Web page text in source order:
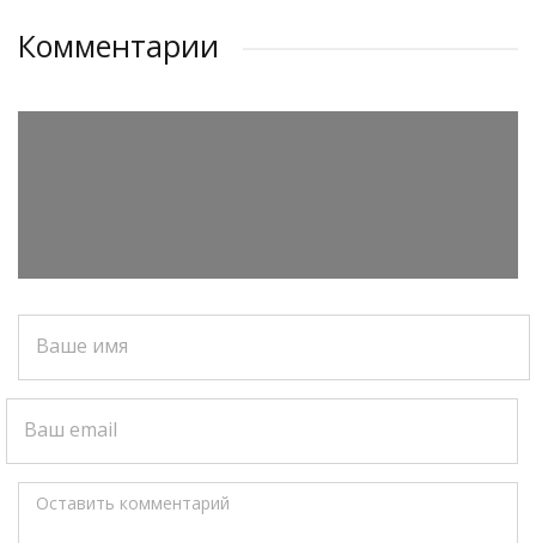
Комментарии
Ваше имя
Ваш email
Оставить комментарий